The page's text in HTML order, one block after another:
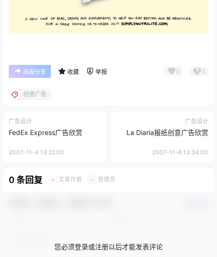
海报分享 收藏 举报 0 0
创意广告
广告设计
FedEx Express广告欣赏
2007-11-4 13:22:00
广告设计
La Diaria报纸创意广告欣赏
2007-11-6 13:34:00
0 条回复 A 文章作者 M 管理员
您必须登录或注册以后才能发表评论